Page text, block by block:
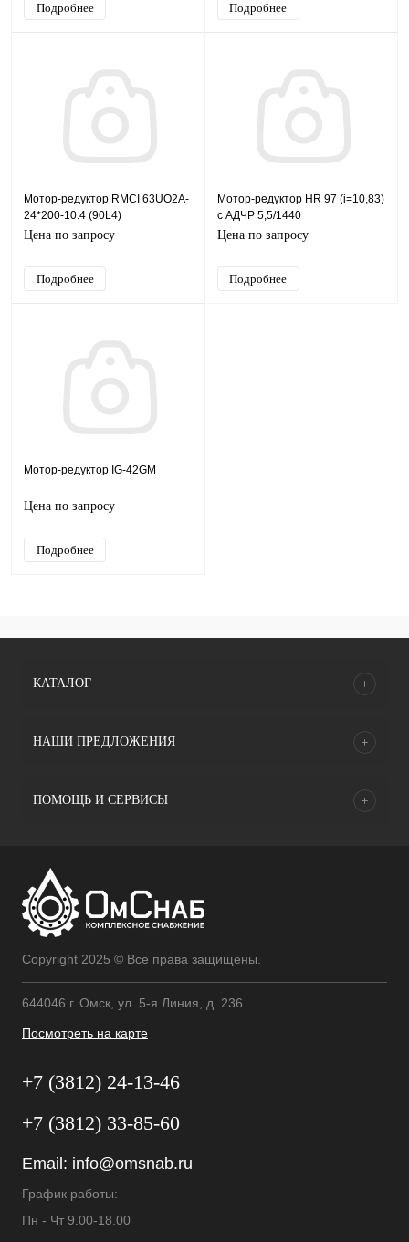
Подробнее Подробнее
Мотор-редуктор RMСI 63UO2A-
24*200-10.4 (90L4)
Цена по запросу
Подробнее
Мотор-редуктор HR 97 (i=10,83)
с АДЧР 5,5/1440
Цена по запросу
Подробнее
Мотор-редуктор IG-42GM
Цена по запросу
Подробнее
КАТАЛОГ
НАШИ ПРЕДЛОЖЕНИЯ
ПОМОЩЬ И СЕРВИСЫ
Copyright 2025 © Все права защищены.
644046 г. Омск, ул. 5-я Линия, д. 236
Посмотреть на карте
+7 (3812) 24-13-46
+7 (3812) 33-85-60
Email: info@omsnab.ru
График работы:
Пн - Чт 9.00-18.00